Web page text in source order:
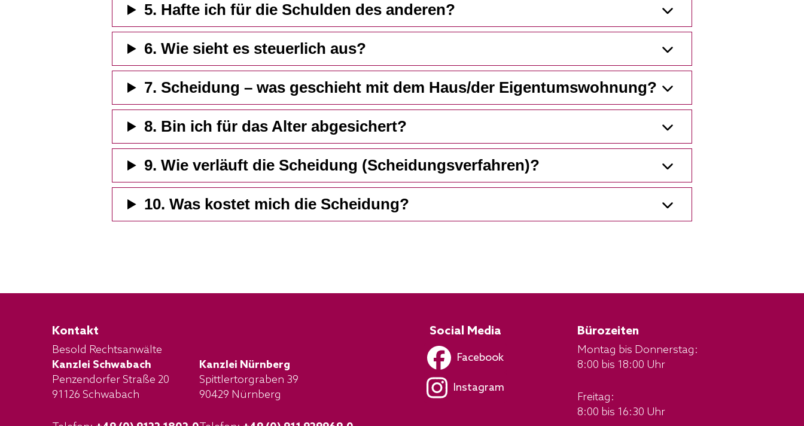
5. Hafte ich für die Schulden des anderen?
6. Wie sieht es steuerlich aus?
7. Scheidung – was geschieht mit dem Haus/der Eigentumswohnung?
8. Bin ich für das Alter abgesichert?
9. Wie verläuft die Scheidung (Scheidungsverfahren)?
10. Was kostet mich die Scheidung?
Kontakt
Besold Rechtsanwälte
Kanzlei Schwabach
Penzendorfer Straße 20
91126 Schwabach
Kanzlei Nürnberg
Spittlertorgraben 39
90429 Nürnberg
Social Media
Facebook
Instagram
Bürozeiten
Montag bis Donnerstag:
8:00 bis 18:00 Uhr
Freitag:
8:00 bis 16:30 Uhr